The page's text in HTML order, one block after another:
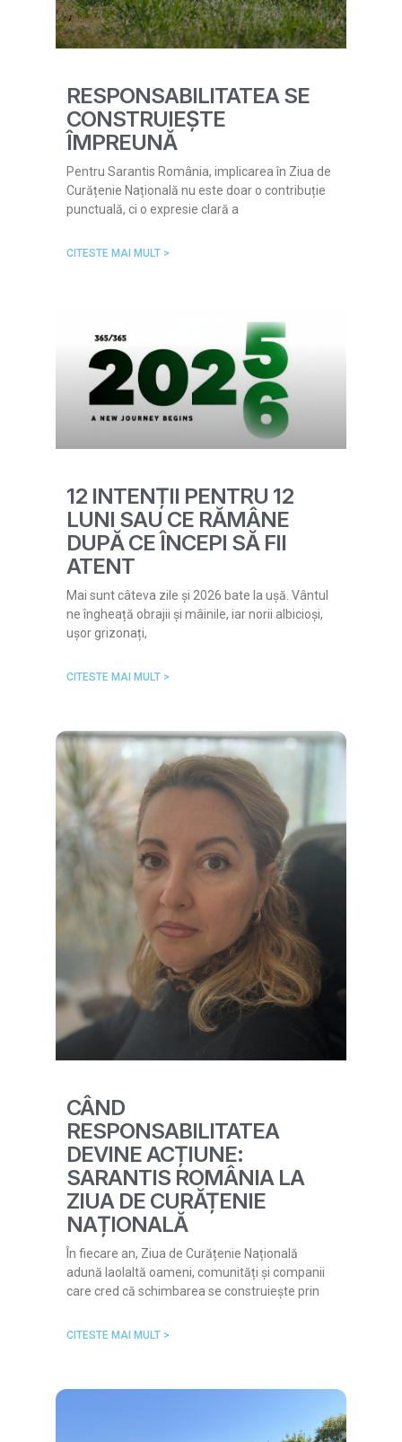
RESPONSABILITATEA SE
CONSTRUIEȘTE
ÎMPREUNĂ
Pentru Sarantis România, implicarea în Ziua de
Curățenie Națională nu este doar o contribuție
punctuală, ci o expresie clară a
CITESTE MAI MULT >
12 INTENȚII PENTRU 12
LUNI SAU CE RĂMÂNE
DUPĂ CE ÎNCEPI SĂ FII
ATENT
Mai sunt câteva zile și 2026 bate la ușă. Vântul
ne îngheață obrajii și mâinile, iar norii albicioși,
ușor grizonați,
CITESTE MAI MULT >
CÂND
RESPONSABILITATEA
DEVINE ACȚIUNE:
SARANTIS ROMÂNIA LA
ZIUA DE CURĂȚENIE
NAȚIONALĂ
În fiecare an, Ziua de Curățenie Națională
adună laolaltă oameni, comunități și companii
care cred că schimbarea se construiește prin
CITESTE MAI MULT >